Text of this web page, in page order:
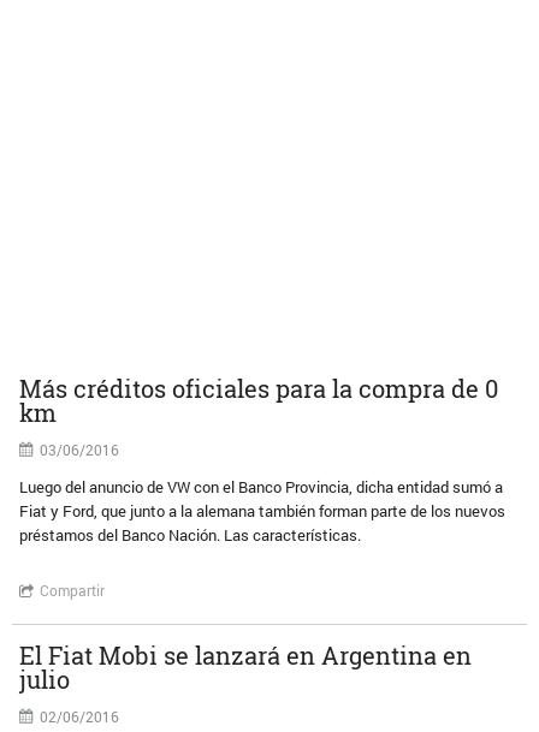
Más créditos oficiales para la compra de 0
km
03/06/2016
Luego del anuncio de VW con el Banco Provincia, dicha entidad sumó a
Fiat y Ford, que junto a la alemana también forman parte de los nuevos
préstamos del Banco Nación. Las características.
Compartir
El Fiat Mobi se lanzará en Argentina en
julio
02/06/2016